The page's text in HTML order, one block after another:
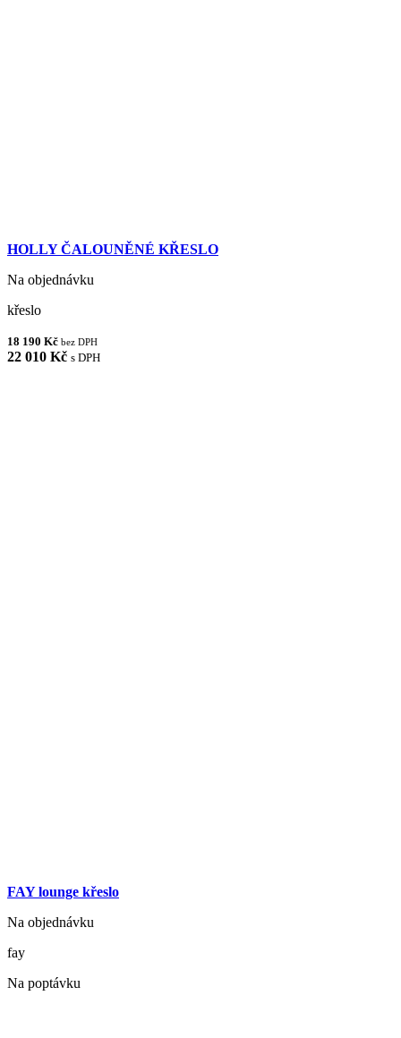
HOLLY ČALOUNĚNÉ KŘESLO
Na objednávku
křeslo
18 190 Kč bez DPH
22 010 Kč s DPH
FAY lounge křeslo
Na objednávku
fay
Na poptávku